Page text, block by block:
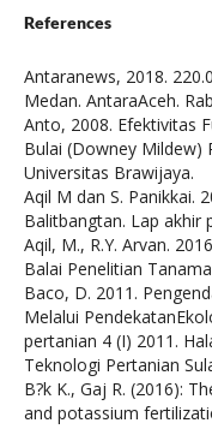
References
Antaranews, 2018.
Medan. AntaraAceh.
Anto, 2008. Efektivitas
Bulai (Downey Mildew)
Universitas Brawijaya.
Aqil M dan S. Panikkai.
Balitbangtan. Lap akhir
Aqil, M., R.Y. Arvan.
Balai Penelitian
Baco, D. 2011.
Melalui
pertanian 4 (I) 2011.
Teknologi Pertanian
B?k K., Gaj R. (2016):
and potassium